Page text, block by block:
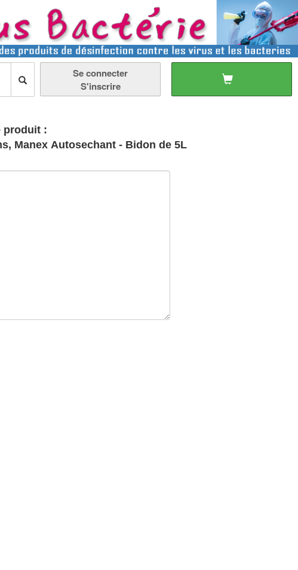
Se connecter
S'inscrire
produit :
Manex Autosechant - Bidon de 5L